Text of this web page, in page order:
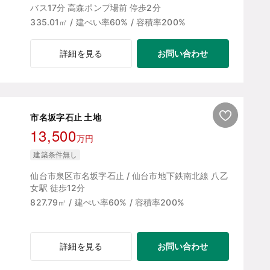
バス17分 高森ポンプ場前 停歩2分
335.01㎡ / 建ぺい率60% / 容積率200%
詳細を見る お問い合わせ
市名坂字石止 土地
13,500万円
建築条件無し
仙台市泉区市名坂字石止 / 仙台市地下鉄南北線 八乙
女駅 徒歩12分
827.79㎡ / 建ぺい率60% / 容積率200%
詳細を見る お問い合わせ